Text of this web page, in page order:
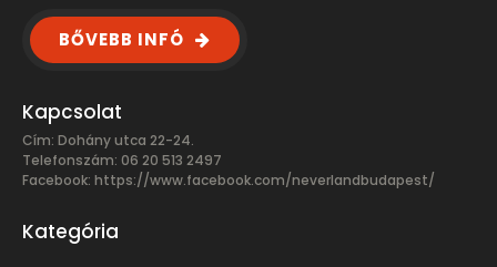
BŐVEBB INFÓ
Kapcsolat
Cím: Dohány utca 22-24.
Telefonszám: 06 20 513 2497
Facebook: https://www.facebook.com/neverlandbudapest/
Kategória